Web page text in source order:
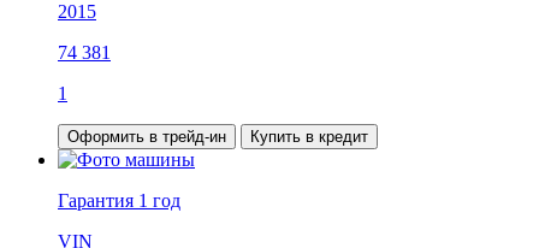
2015
74 381
1
Оформить в трейд-ин Купить в кредит
Гарантия 1 год
VIN